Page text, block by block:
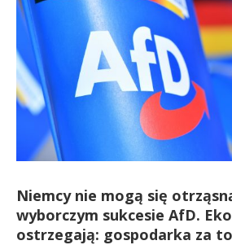
Niemcy nie mogą się
wyborczym sukcesie AfD.
ostrzegają: gospodarka za to